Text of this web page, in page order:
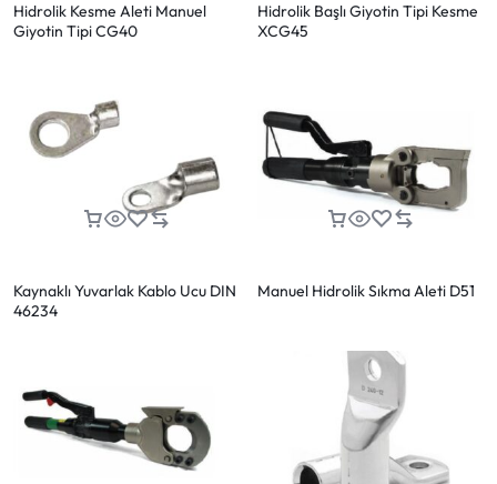
Hidrolik Kesme Aleti Manuel
Giyotin Tipi CG40
Hidrolik Başlı Giyotin Tipi Kesme
XCG45
Kaynaklı Yuvarlak Kablo Ucu DIN
46234
Manuel Hidrolik Sıkma Aleti D51